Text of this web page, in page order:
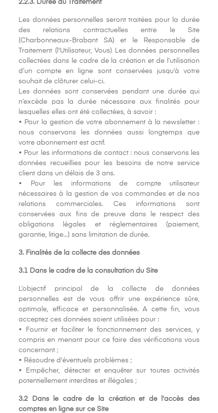
2.2.3. Durée du Traitement
Les données personnelles seront traitées pour la durée
des relations contractuelles entre le Site
(Charbonneaux-Brabant SA) et le Responsable de
Traitement (l'Utilisateur, Vous) Les données personnelles
collectées dans le cadre de la création et de l’utilisation
d’un compte en ligne sont conservées jusqu’à votre
souhait de clôturer celui-ci.
Les données sont conservées pendant une durée qui
n’excède pas la durée nécessaire aux finalités pour
lesquelles elles ont été collectées, à savoir :
• Pour la gestion de votre abonnement à la newsletter :
nous conservons les données aussi longtemps que
votre abonnement est actif.
• Pour les informations de contact : nous conservons les
données recueillies pour les besoins de notre service
client dans un délais de 3 ans.
• Pour les informations de compte utilisateur
nécessaires à la gestion de vos commandes et de nos
relations commerciales. Ces informations sont
conservées aux fins de preuve dans le respect des
obligations légales et réglementaires (paiement,
garantie, litige...) sans limitation de durée.
3. Finalités de la collecte des données
3.1 Dans le cadre de la consultation du Site
L’objectif principal de la collecte de données
personnelles est de vous offrir une expérience sûre,
optimale, efficace et personnalisée. A cette fin, vous
acceptez ces données soient utilisées pour :
• Fournir et faciliter le fonctionnement des services, y
compris en menant pour ce faire des vérifications vous
concernant ;
• Résoudre d'éventuels problèmes ;
• Empêcher, détecter et enquêter sur toutes activités
potentiellement interdites et illégales ;
3.2 Dans le cadre de la création et de l'accès des
comptes en ligne sur ce Site